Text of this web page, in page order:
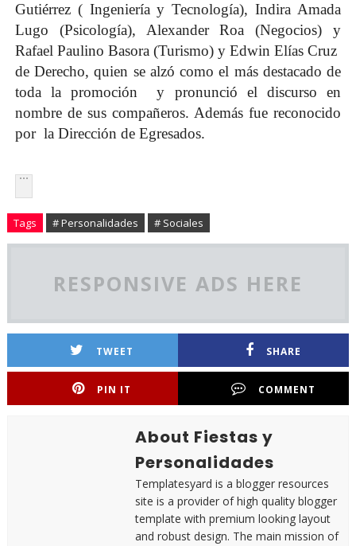
Gutiérrez ( Ingeniería y Tecnología), Indira Amada
Lugo (Psicología), Alexander Roa (Negocios) y
Rafael Paulino Basora (Turismo) y Edwin Elías Cruz
de Derecho, quien se alzó como el más destacado de
toda la promoción y pronunció el discurso en
nombre de sus compañeros. Además fue reconocido
por la Dirección de Egresados.
Tags # Personalidades # Sociales
RESPONSIVE ADS HERE
TWEET SHARE
PIN IT COMMENT
About Fiestas y
Personalidades
Templatesyard is a blogger resources
site is a provider of high quality blogger
template with premium looking layout
and robust design. The main mission of